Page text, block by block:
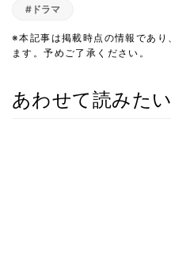
#ドラマ
※本記事は掲載時点の情報であり
ます。予めご了承ください。
あわせて読みたい